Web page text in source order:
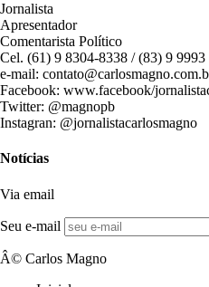
Jornalista
Apresentador
Comentarista Político
Cel. (61) 9 8304-8338 / (83) 9 9993
e-mail:
Facebook: www.facebook/
Twitter: @magnopb
Instagran: @jornalistacarlosmagno
Notícias
Via email
Seu e-mail
Â© Carlos Magno